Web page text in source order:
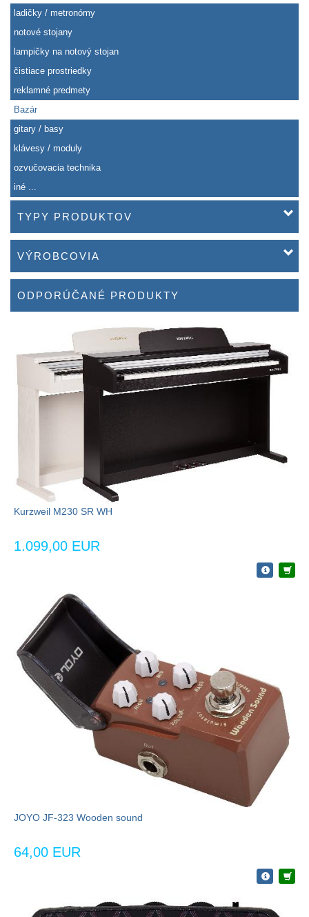
ladičky / metronómy
notové stojany
lampičky na notový stojan
čistiace prostriedky
reklamné predmety
Bazár
gitary / basy
klávesy / moduly
ozvučovacia technika
iné ...
TYPY PRODUKTOV
VÝROBCOVIA
ODPORÚČANÉ PRODUKTY
Kurzweil M230 SR WH
1.099,00 EUR
JOYO JF-323 Wooden sound
64,00 EUR